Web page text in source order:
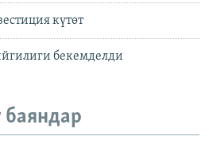
күтөт
бекемделди